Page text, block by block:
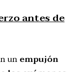
antes de
unempujón